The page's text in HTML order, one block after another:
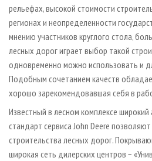
рельефах, высокой стоимости
регионах и неопределенности
мнению участников круглого стола,
лесных дорог играет выбор такой
одновременно можно использовать и
Подобным сочетанием качеств
хорошо зарекомендовавшая себя в
Известный в лесном комплексе
стандарт сервиса John Deere
строительства лесных дорог.
широкая сеть дилерских центров −